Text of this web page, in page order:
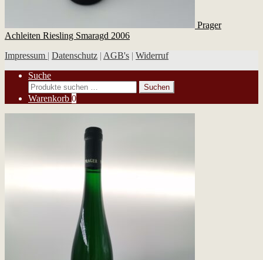
Prager
Achleiten Riesling Smaragd 2006
Impressum | Datenschutz | AGB's | Widerruf
Suche
Suchen
nach:
Suchen
Warenkorb 0